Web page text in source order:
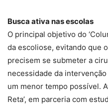
Busca ativa nas escolas
O principal objetivo do
da escoliose, evitando que
precisem se submeter a
necessidade da
um menor tempo possível.
Reta’, em parceria com